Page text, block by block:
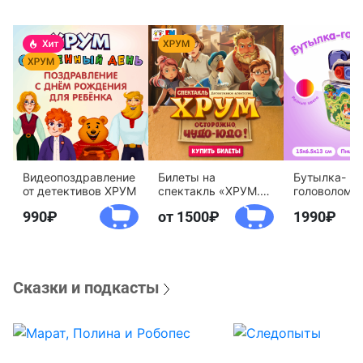
Видеопоздравление
от детективов ХРУМ
990
Билеты на
спектакль «ХРУМ.
Осторожно, Чудо-
Юдо!»
от 1500
Бутылка-
агентство
1990
Сказки и подкасты